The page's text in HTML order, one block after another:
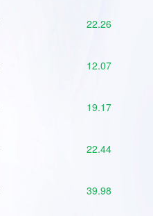
22.26
12.07
19.17
22.44
39.98